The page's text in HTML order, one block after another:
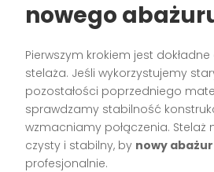
nowego
Pierwszym krokiem jest
stelaża. Jeśli wykorzystujemy
pozostałości poprzedniego
sprawdzamy stabilność
wzmacniamy połączenia. Stelaż
czysty i stabilny, by nowy abażur
profesjonalnie.